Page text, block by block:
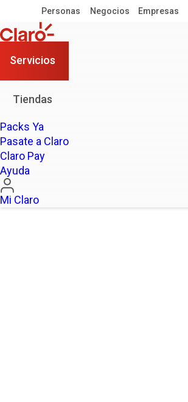
Personas Negocios Empresas
Servicios
Tiendas
Packs Ya
Pasate a Claro
Claro Pay
Ayuda
Mi Claro